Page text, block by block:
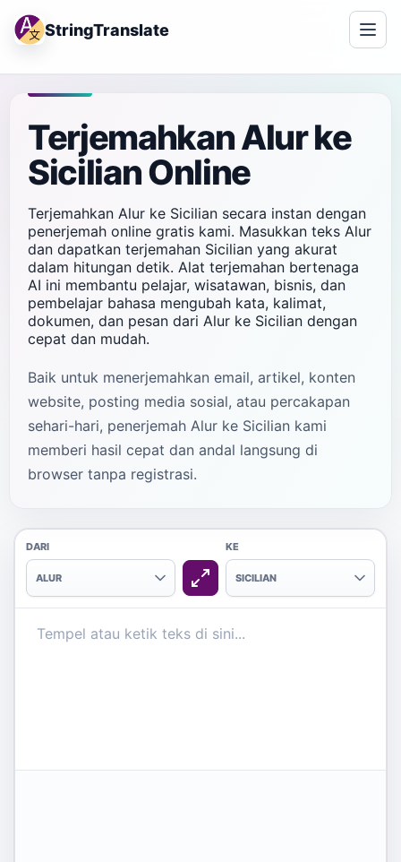
StringTranslate
Terjemahkan Alur ke
Sicilian Online
Terjemahkan Alur ke Sicilian secara instan dengan
penerjemah online gratis kami. Masukkan teks Alur
dan dapatkan terjemahan Sicilian yang akurat
dalam hitungan detik. Alat terjemahan bertenaga
AI ini membantu pelajar, wisatawan, bisnis, dan
pembelajar bahasa mengubah kata, kalimat,
dokumen, dan pesan dari Alur ke Sicilian dengan
cepat dan mudah.
Baik untuk menerjemahkan email, artikel, konten
website, posting media sosial, atau percakapan
sehari-hari, penerjemah Alur ke Sicilian kami
memberi hasil cepat dan andal langsung di
browser tanpa registrasi.
DARI
ALUR
KE
SICILIAN